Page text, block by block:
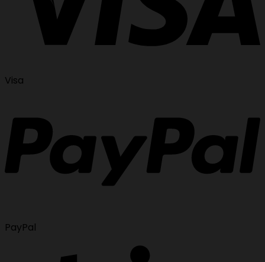
Visa
PayPal